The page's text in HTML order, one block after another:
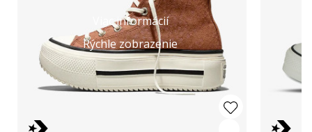
Viac informácií
Rýchle zobrazenie